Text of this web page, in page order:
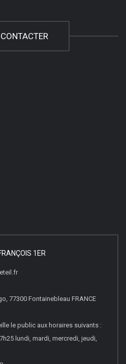
1ER
77300 Fontainebleau FRANCE
le public aux horaires suivants :
lundi, mardi, mercredi, jeudi,